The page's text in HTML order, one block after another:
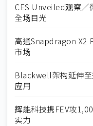
CES Unveiled观察
全场目光
高通Snapdragon
市场
Blackwell架构延伸
应用
辉能科技携FEV攻
实力